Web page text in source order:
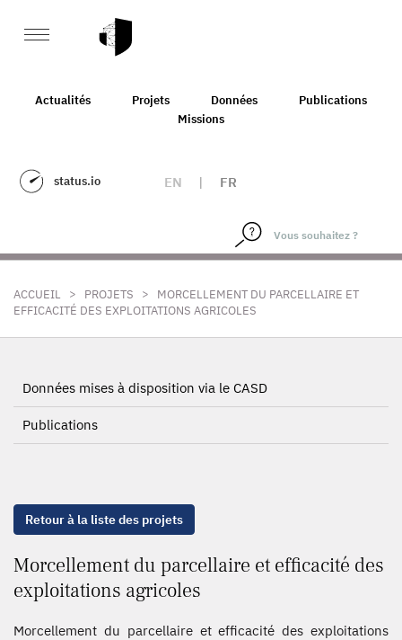
Actualités Projets Données
Publications
Missions
status.io EN | FR
ACCUEIL > PROJETS >
MORCELLEMENT DU PARCELLAIRE ET
EFFICACITÉ DES EXPLOITATIONS AGRICOLES
Données mises à disposition via le CASD
Publications
Retour à la liste des projets
Morcellement du parcellaire et efficacité des
exploitations agricoles
Morcellement du parcellaire et efficacité des exploitations